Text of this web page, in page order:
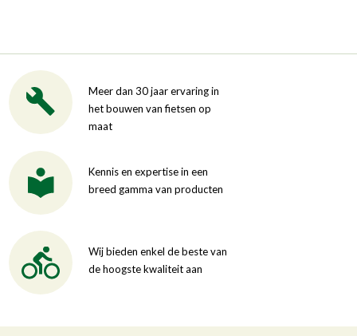
Meer dan 30 jaar ervaring in
het bouwen van fietsen op
maat
Kennis en expertise in een
breed gamma van producten
Wij bieden enkel de beste van
de hoogste kwaliteit aan